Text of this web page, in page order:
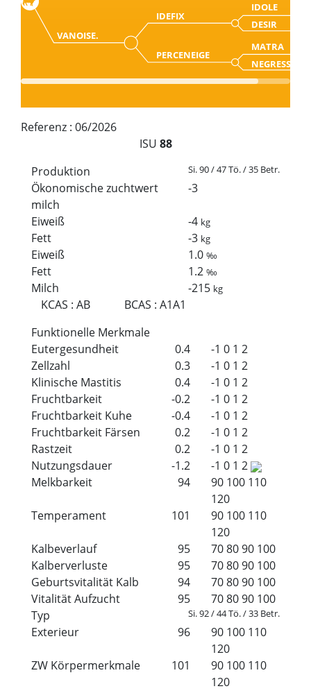
VANOISE.
IDEFIX
IDOLE
DESIR
PERCENEIGE
MATRA
NEGRESSE
Referenz : 06/2026
ISU 88
Produktion
Si. 90 / 47 Tö. / 35 Betr.
Ökonomische zuchtwert
milch
-3
Eiweiß -4 kg
Fett -3 kg
Eiweiß 1.0‰
Fett 1.2‰
Milch -215 kg
KCAS :AB BCAS :A1A1
Funktionelle Merkmale
Eutergesundheit
0.4 -1 0 1 2
Zellzahl
0.3 -1 0 1 2
Klinische Mastitis
0.4 -1 0 1 2
Fruchtbarkeit
-0.2 -1 0 1 2
Fruchtbarkeit Kuhe
-0.4 -1 0 1 2
Fruchtbarkeit Färsen
0.2 -1 0 1 2
Rastzeit
0.2 -1 0 1 2
Nutzungsdauer
-1.2 -1 0 1 2
Melkbarkeit
94 90 100 110
120
Temperament
101 90 100 110
120
Kalbeverlauf
95 708090 100
Kalberverluste
95 708090 100
Geburtsvitalität Kalb
94 708090 100
Vitalität Aufzucht
95 708090 100
Typ
Si. 92 / 44 Tö. / 33 Betr.
Exterieur 96 90 100 110
120
ZW Körpermerkmale
101 90 100 110
120